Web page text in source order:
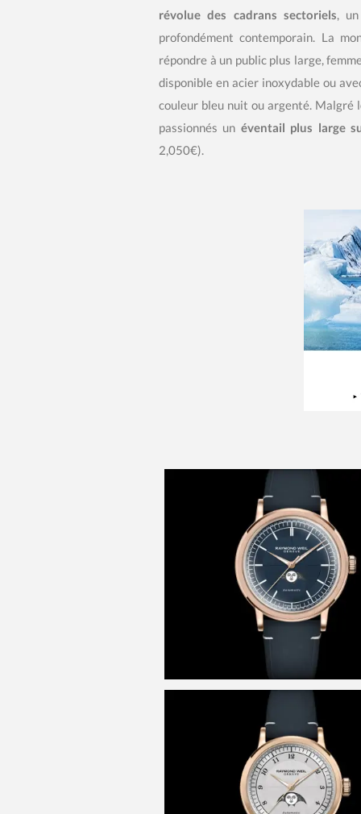
révolue des cadrans sectoriels,
profondément contemporain. La
répondre à un public plus large,
disponible en acier inoxydable ou
couleur bleu nuit ou argenté.
passionnés un éventail plus large
2,050€).